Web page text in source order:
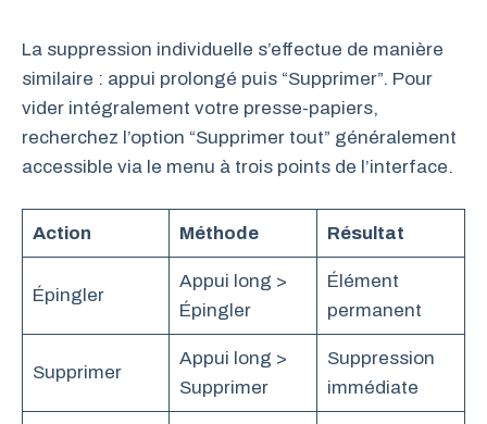
La suppression individuelle s’effectue de manière
similaire : appui prolongé puis “Supprimer”. Pour
vider intégralement votre presse-papiers,
recherchez l’option “Supprimer tout” généralement
accessible via le menu à trois points de l’interface.
Action Méthode Résultat
Épingler
Appui long >
Épingler
Élément
permanent
Supprimer
Appui long >
Supprimer
Suppression
immédiate